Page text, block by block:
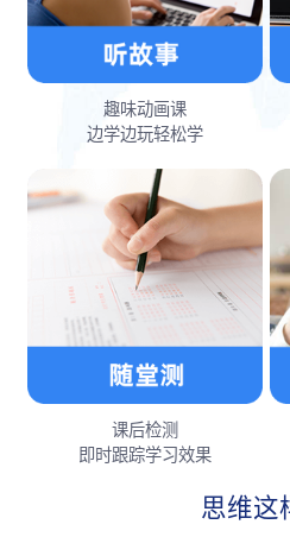
趣味动画课
边学边玩轻松学
课后检测
即时跟踪学习效果
思维这